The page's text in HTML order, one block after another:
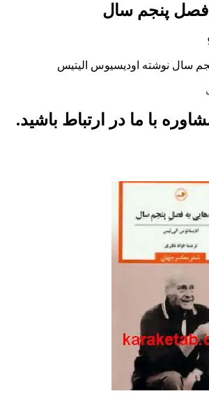
فصل پنجم سال
سال نوشته اودیسیوس الیتیس
با ما در ارتباط باشید.